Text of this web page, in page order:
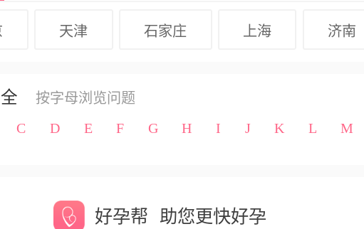
天津 石家庄 上海 济南
按字母浏览问题
C
D E F G H I J K L M
好孕帮 助您更快好孕